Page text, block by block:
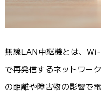
無線LAN中継機とは、
で再発信するネットワー
の距離や障害物の影響で